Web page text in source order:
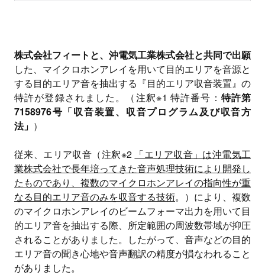
株式会社フィートと、沖電気工業株式会社と共同で出願
した、マイクロホンアレイを用いて目的エリアを音源と
する目的エリア音を抽出する『目的エリア収音装置』の
特許が登録されました。（注釈※1 特許番号： 特許第
7158976号「収音装置、収音プログラム及び収音方
法」 ）
従来、エリア収音（注釈※2 「エリア収音」は沖電気工
業株式会社で長年培ってきた音声処理技術により開発し
たものであり、複数のマイクロホンアレイの指向性が重
なる目的エリア音のみを収音する技術。）により、複数
のマイクロホンアレイのビームフォーマ出力を用いて目
的エリア音を抽出する際、所定範囲の周波数帯域が抑圧
されることがありました。したがって、音声などの目的
エリア音の聞き心地や音声翻訳の精度が損なわれること
がありました。